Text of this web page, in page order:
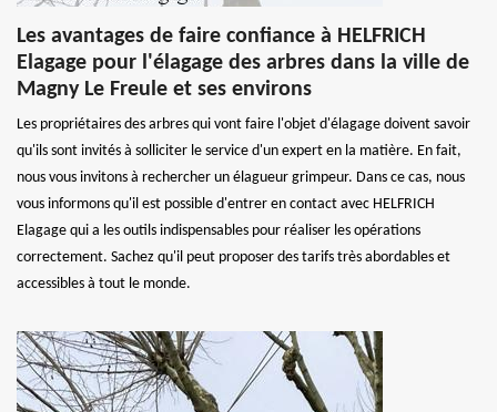
Les avantages de faire confiance à HELFRICH
Elagage pour l'élagage des arbres dans la ville de
Magny Le Freule et ses environs
Les propriétaires des arbres qui vont faire l'objet d'élagage doivent savoir
qu'ils sont invités à solliciter le service d'un expert en la matière. En fait,
nous vous invitons à rechercher un élagueur grimpeur. Dans ce cas, nous
vous informons qu'il est possible d'entrer en contact avec HELFRICH
Elagage qui a les outils indispensables pour réaliser les opérations
correctement. Sachez qu'il peut proposer des tarifs très abordables et
accessibles à tout le monde.